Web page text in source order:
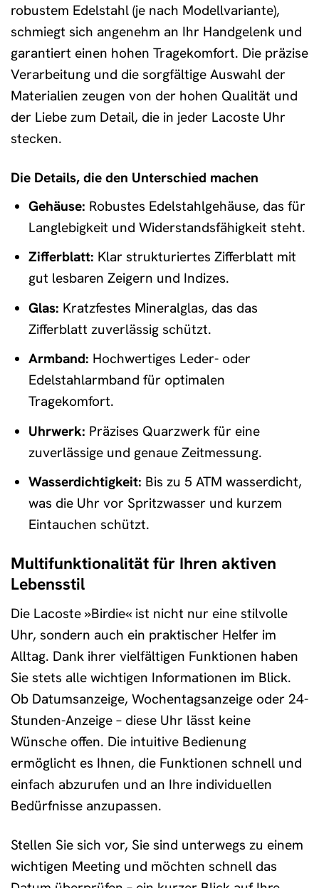
robustem Edelstahl (je nach Modellvariante),
schmiegt sich angenehm an Ihr Handgelenk und
garantiert einen hohen Tragekomfort. Die präzise
Verarbeitung und die sorgfältige Auswahl der
Materialien zeugen von der hohen Qualität und
der Liebe zum Detail, die in jeder Lacoste Uhr
stecken.
Die Details, die den Unterschied machen
Gehäuse: Robustes Edelstahlgehäuse, das für
Langlebigkeit und Widerstandsfähigkeit steht.
Zifferblatt: Klar strukturiertes Zifferblatt mit
gut lesbaren Zeigern und Indizes.
Glas: Kratzfestes Mineralglas, das das
Zifferblatt zuverlässig schützt.
Armband: Hochwertiges Leder- oder
Edelstahlarmband für optimalen
Tragekomfort.
Uhrwerk: Präzises Quarzwerk für eine
zuverlässige und genaue Zeitmessung.
Wasserdichtigkeit: Bis zu 5 ATM wasserdicht,
was die Uhr vor Spritzwasser und kurzem
Eintauchen schützt.
Multifunktionalität für Ihren aktiven
Lebensstil
Die Lacoste »Birdie« ist nicht nur eine stilvolle
Uhr, sondern auch ein praktischer Helfer im
Alltag. Dank ihrer vielfältigen Funktionen haben
Sie stets alle wichtigen Informationen im Blick.
Ob Datumsanzeige, Wochentagsanzeige oder 24-
Stunden-Anzeige – diese Uhr lässt keine
Wünsche offen. Die intuitive Bedienung
ermöglicht es Ihnen, die Funktionen schnell und
einfach abzurufen und an Ihre individuellen
Bedürfnisse anzupassen.
Stellen Sie sich vor, Sie sind unterwegs zu einem
wichtigen Meeting und möchten schnell das